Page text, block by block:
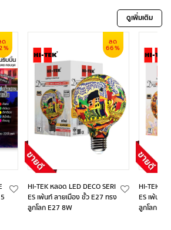
ดูเพิ่มเติม
ด ลด
66%
HI-TEK หลอด LED DECO SERI
ES เพ้นท์ ลายเมือง ขั้ว E27 ทรง
ลูกโลก E27 8W
HI-TEK ห
ES เพ้นท์
ลูกโลก